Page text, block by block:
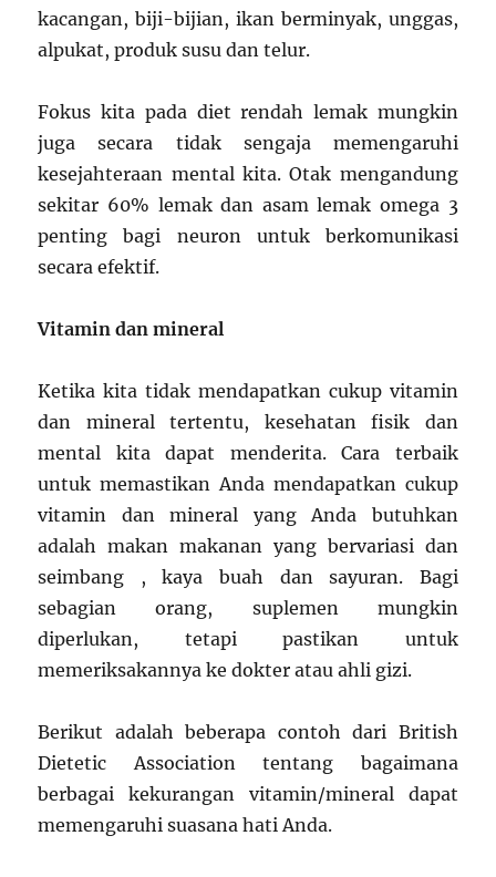
kacangan, biji-bijian, ikan berminyak, unggas,
alpukat, produk susu dan telur.
Fokus kita pada diet rendah lemak mungkin
juga secara tidak sengaja memengaruhi
kesejahteraan mental kita. Otak mengandung
sekitar 60% lemak dan asam lemak omega 3
penting bagi neuron untuk berkomunikasi
secara efektif.
Vitamin dan mineral
Ketika kita tidak mendapatkan cukup vitamin
dan mineral tertentu, kesehatan fisik dan
mental kita dapat menderita. Cara terbaik
untuk memastikan Anda mendapatkan cukup
vitamin dan mineral yang Anda butuhkan
adalah makan makanan yang bervariasi dan
seimbang , kaya buah dan sayuran. Bagi
sebagian orang, suplemen mungkin
diperlukan, tetapi pastikan untuk
memeriksakannya ke dokter atau ahli gizi.
Berikut adalah beberapa contoh dari British
Dietetic Association tentang bagaimana
berbagai kekurangan vitamin/mineral dapat
memengaruhi suasana hati Anda.